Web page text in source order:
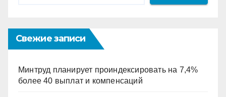
Свежие записи
Минтруд планирует проиндексировать на 7,4%
более 40 выплат и компенсаций